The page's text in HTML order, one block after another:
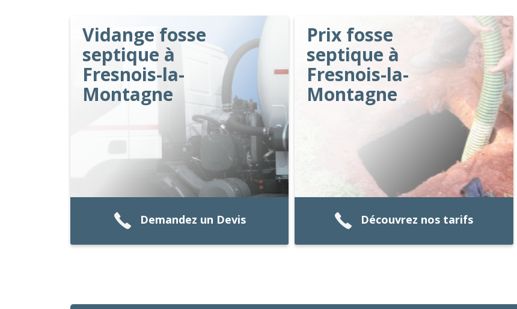
Vidange fosse
septique à
Fresnois-la-
Montagne
Demandez un Devis
Prix fosse
septique à
Fresnois-la-
Montagne
Découvrez nos tarifs